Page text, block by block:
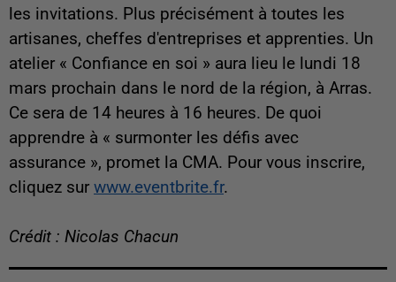
les invitations. Plus précisément à toutes les
artisanes, cheffes d'entreprises et apprenties. Un
atelier « Confiance en soi » aura lieu le lundi 18
mars prochain dans le nord de la région, à Arras.
Ce sera de 14 heures à 16 heures. De quoi
apprendre à « surmonter les défis avec
assurance », promet la CMA. Pour vous inscrire,
cliquez sur www.eventbrite.fr.
Crédit : Nicolas Chacun